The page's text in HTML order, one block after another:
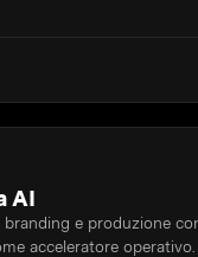
AI
branding e produzione
acceleratore operativo.